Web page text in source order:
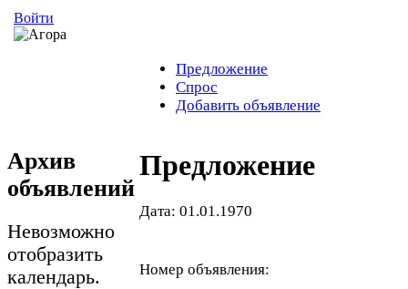
Войти
Предложение
Спрос
Добавить объявление
Архив
объявлений
Невозможно
отобразить
календарь.
Предложение
Дата: 01.01.1970
Номер объявления: